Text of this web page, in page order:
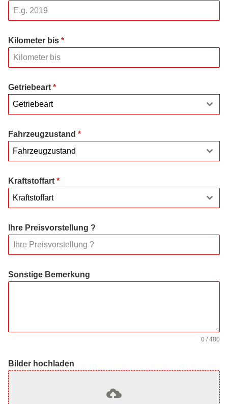
Kilometer bis *
Getriebeart *
Getriebeart
Fahrzeugzustand *
Fahrzeugzustand
Kraftstoffart *
Kraftstoffart
Ihre Preisvorstellung ?
Sonstige Bemerkung
0 / 480
Bilder hochladen